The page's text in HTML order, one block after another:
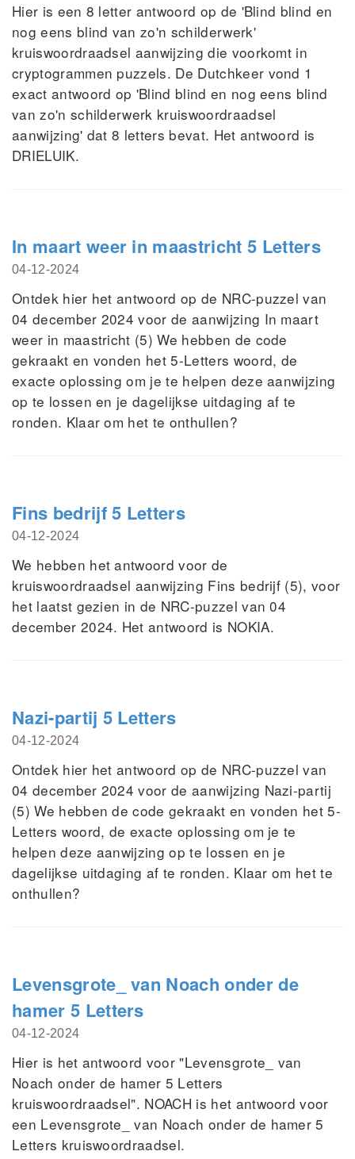
Hier is een 8 letter antwoord op de 'Blind blind en
nog eens blind van zo'n schilderwerk'
kruiswoordraadsel aanwijzing die voorkomt in
cryptogrammen puzzels. De Dutchkeer vond 1
exact antwoord op 'Blind blind en nog eens blind
van zo'n schilderwerk kruiswoordraadsel
aanwijzing' dat 8 letters bevat. Het antwoord is
DRIELUIK.
In maart weer in maastricht 5 Letters
04-12-2024
Ontdek hier het antwoord op de NRC-puzzel van
04 december 2024 voor de aanwijzing In maart
weer in maastricht (5) We hebben de code
gekraakt en vonden het 5-Letters woord, de
exacte oplossing om je te helpen deze aanwijzing
op te lossen en je dagelijkse uitdaging af te
ronden. Klaar om het te onthullen?
Fins bedrijf 5 Letters
04-12-2024
We hebben het antwoord voor de
kruiswoordraadsel aanwijzing Fins bedrijf (5), voor
het laatst gezien in de NRC-puzzel van 04
december 2024. Het antwoord is NOKIA.
Nazi-partij 5 Letters
04-12-2024
Ontdek hier het antwoord op de NRC-puzzel van
04 december 2024 voor de aanwijzing Nazi-partij
(5) We hebben de code gekraakt en vonden het 5-
Letters woord, de exacte oplossing om je te
helpen deze aanwijzing op te lossen en je
dagelijkse uitdaging af te ronden. Klaar om het te
onthullen?
Levensgrote_ van Noach onder de
hamer 5 Letters
04-12-2024
Hier is het antwoord voor "Levensgrote_ van
Noach onder de hamer 5 Letters
kruiswoordraadsel". NOACH is het antwoord voor
een Levensgrote_ van Noach onder de hamer 5
Letters kruiswoordraadsel.